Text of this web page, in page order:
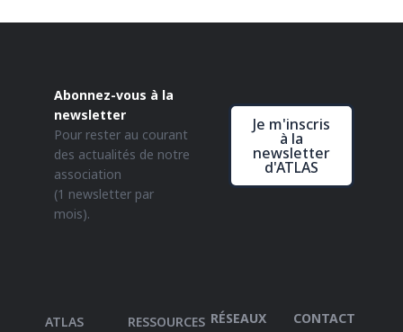
Abonnez-vous à la
newsletter
Pour rester au courant
des actualités de notre
association
(1 newsletter par
mois).
Je m'inscris
à la
newsletter
d'ATLAS
ATLAS RESSOURCES RÉSEAUX
CONTACT